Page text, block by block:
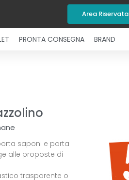
Area Riservata
PRONTA CONSEGNA BRAND
saponi e porta
alle proposte di
trasparente o